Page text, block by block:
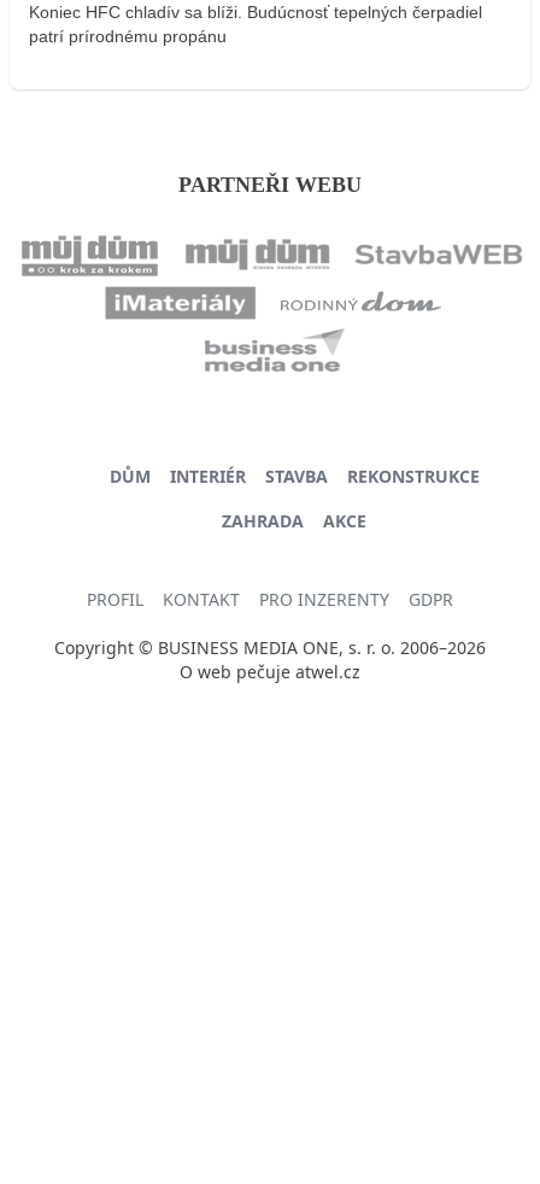
Koniec HFC chladív sa blíži. Budúcnosť tepelných čerpadiel
patrí prírodnému propánu
PARTNEŘI WEBU
DŮM INTERIÉR STAVBA
REKONSTRUKCE
ZAHRADA
AKCE
PROFIL KONTAKT PRO INZERENTY GDPR
Copyright © BUSINESS MEDIA ONE, s. r. o. 2006–2026